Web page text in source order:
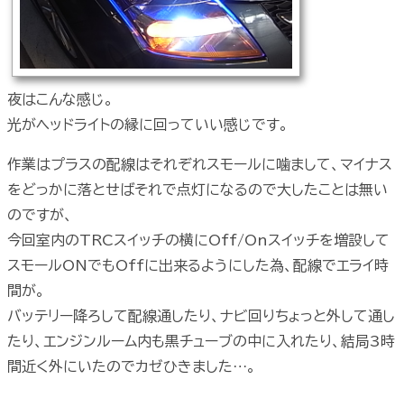
夜はこんな感じ。
光がヘッドライトの縁に回っていい感じです。
作業はプラスの配線はそれぞれスモールに噛まして、マイナス
をどっかに落とせばそれで点灯になるので大したことは無い
のですが、
今回室内のTRCスイッチの横にOff/Onスイッチを増設して
スモールONでもOffに出来るようにした為、配線でエライ時
間が。
バッテリー降ろして配線通したり、ナビ回りちょっと外して通し
たり、エンジンルーム内も黒チューブの中に入れたり、結局3時
間近く外にいたのでカゼひきました…。